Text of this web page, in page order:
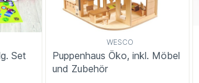
Set
WESCO
Puppenhaus Öko, inkl. Möbel
und Zubehör